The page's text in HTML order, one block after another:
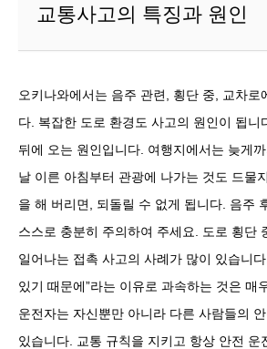
교통사고의 특징과 원인
오키나와에서는 음주 관련, 횡단 중, 교차로
다. 복잡한 도로 환경도 사고의 원인이 됩니
뒤에 오는 원인입니다. 여행지에서는 늦게
날 이른 아침부터 관광에 나가는 것도 드물
을 해 버리면, 되돌릴 수 없게 됩니다. 음주
스스로 충분히 주의하여 주세요. 도로 횡단
일어나는 접촉 사고의 사례가 많이 있습니
있기 때문에”라는 이유로 과속하는 것은 매
운전자는 자신뿐만 아니라 다른 사람들의
있습니다. 교통 규칙을 지키고 항상 안전 운